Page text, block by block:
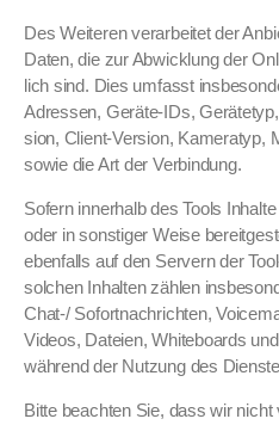
Des Weit­eren ver­ar­beit­et der
Dat­en, die zur Abwick­lung der
lich sind. Dies umfasst
Adressen, Geräte-IDs,
sion, Client-Ver­sion, Kam­er­atyp,
sowie die Art der Verbindung.
Sofern inner­halb des Tools
oder in son­stiger Weise
eben­falls auf den Servern der
solchen Inhal­ten zählen
Chat-/ Sofort­nachricht­en,
Videos, Dateien, White­boards
während der Nutzung des
Bitte beacht­en Sie, dass wir